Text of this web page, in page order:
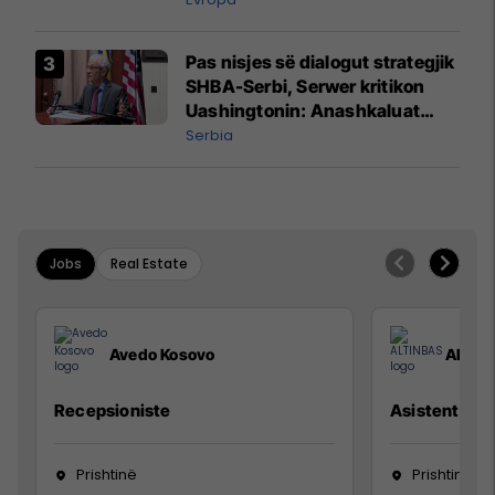
Pas nisjes së dialogut strategjik
SHBA-Serbi, Serwer kritikon
Uashingtonin: Anashkaluat
Banjskën, sulmin ndaj KFOR-it
Serbia
Jobs Real Estate
Avedo Kosovo
Recepsioniste
Prishtinë
Asistente e
Prishtinë